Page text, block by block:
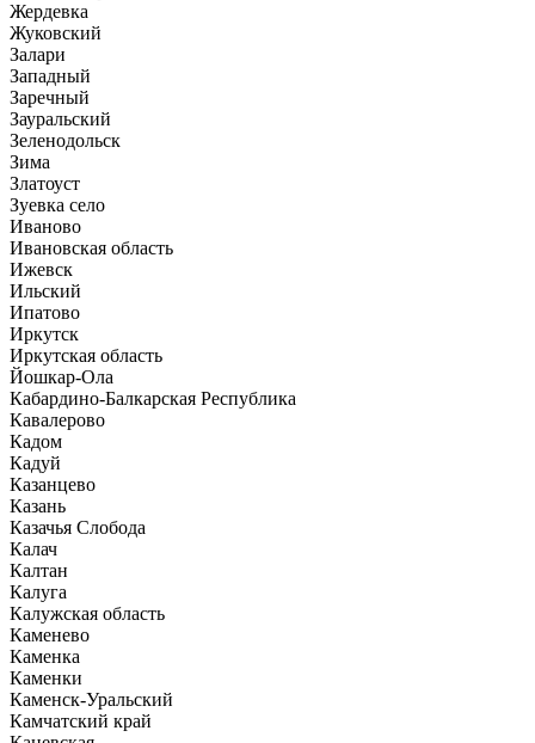
Жердевка
Жуковский
Залари
Западный
Заречный
Зауральский
Зеленодольск
Зима
Златоуст
Зуевка село
Иваново
Ивановская область
Ижевск
Ильский
Ипатово
Иркутск
Иркутская область
Йошкар-Ола
Кабардино-Балкарская Республика
Кавалерово
Кадом
Кадуй
Казанцево
Казань
Казачья Слобода
Калач
Калтан
Калуга
Калужская область
Каменево
Каменка
Каменки
Каменск-Уральский
Камчатский край